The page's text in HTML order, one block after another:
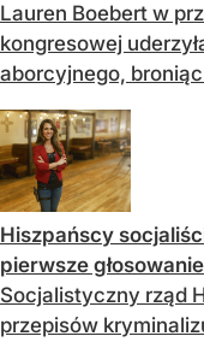
Lauren Boebert w
kongresowej
aborcyjnego,
Hiszpańscy
pierwsze głosowanie
Socjalistyczny rząd
przepisów